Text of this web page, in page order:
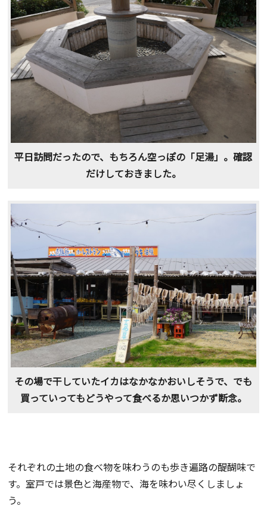
平日訪問だったので、もちろん空っぽの「足湯」。確認
だけしておきました。
その場で干していたイカはなかなかおいしそうで、でも
買っていってもどうやって食べるか思いつかず断念。
それぞれの土地の食べ物を味わうのも歩き遍路の醍醐味で
す。室戸では景色と海産物で、海を味わい尽くしましょ
う。